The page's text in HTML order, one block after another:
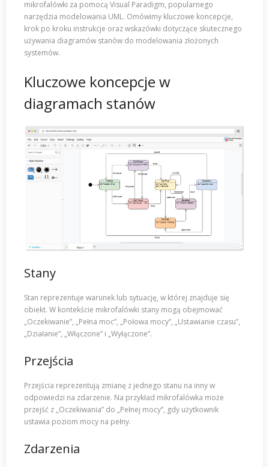
mikrofalówki za pomocą Visual Paradigm, popularnego
narzędzia modelowania UML. Omówimy kluczowe koncepcje,
krok po kroku instrukcje oraz wskazówki dotyczące skutecznego
używania diagramów stanów do modelowania złożonych
systemów.
Kluczowe koncepcje w
diagramach stanów
Stany
Stan reprezentuje warunek lub sytuację, w której znajduje się
obiekt. W kontekście mikrofalówki stany mogą obejmować
„Oczekiwanie”, „Pełna moc”, „Połowa mocy”, „Ustawianie czasu”,
„Działanie”, „Włączone” i „Wyłączone”.
Przejścia
Przejścia reprezentują zmianę z jednego stanu na inny w
odpowiedzi na zdarzenie. Na przykład mikrofalówka może
przejść z „Oczekiwania” do „Pełnej mocy”, gdy użytkownik
ustawia poziom mocy na pełny.
Zdarzenia